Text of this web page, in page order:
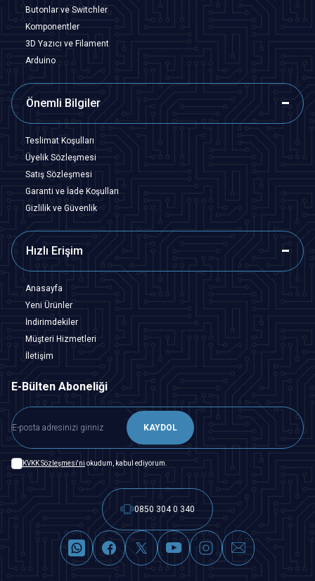
Butonlar ve Switchler
Komponentler
3D Yazıcı ve Filament
Arduino
Önemli Bilgiler
Teslimat Koşulları
Üyelik Sözleşmesi
Satış Sözleşmesi
Garanti ve İade Koşulları
Gizlilik ve Güvenlik
Hızlı Erişim
Anasayfa
Yeni Ürünler
İndirimdekiler
Müşteri Hizmetleri
İletişim
E-Bülten Aboneliği
KAYDOL
KVKK Sözleşmesi'ni okudum, kabul ediyorum.
0850 304 0 340